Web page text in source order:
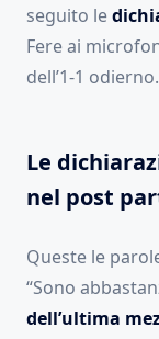
seguito le
Fere ai
dell’1-1 odierno.
Le
nel post
Queste le
“Sono
dell’ultima